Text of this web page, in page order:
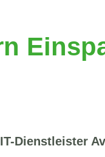
Dienstleister